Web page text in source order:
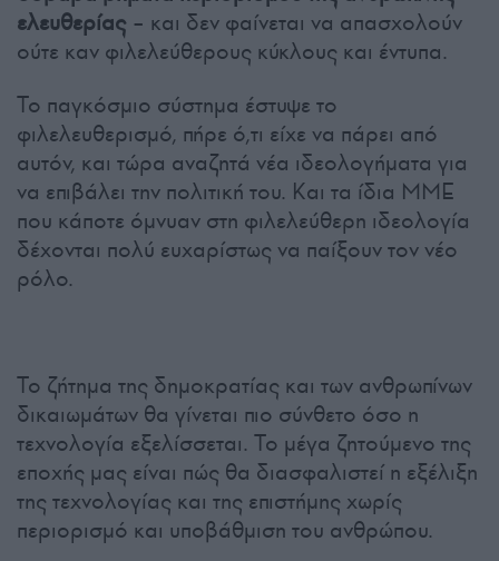
ελευθερίας– και δεν φαίνεται να απασχολούν
ούτε καν φιλελεύθερους κύκλους και έντυπα.
Το παγκόσμιο σύστημα έστυψε το
φιλελευθερισμό, πήρε ό,τι είχε να πάρει από
αυτόν, και τώρα αναζητά νέα ιδεολογήματα για
να επιβάλει την πολιτική του. Και τα ίδια ΜΜΕ
που κάποτε όμνυαν στη φιλελεύθερη ιδεολογία
δέχονται πολύ ευχαρίστως να παίξουν τον νέο
ρόλο.
Το ζήτημα της δημοκρατίας και των ανθρωπίνων
δικαιωμάτων θα γίνεται πιο σύνθετο όσο η
τεχνολογία εξελίσσεται. Το μέγα ζητούμενο της
εποχής μας είναι πώς θα διασφαλιστεί η εξέλιξη
της τεχνολογίας και της επιστήμης χωρίς
περιορισμό και υποβάθμιση του ανθρώπου.